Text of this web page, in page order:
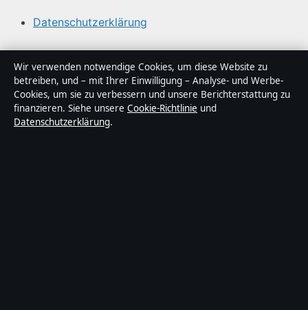
Datenschutzerklärung
Über Politikstudio in Kürze
Politikstudio ist ein unabhängiger digitaler
Nachrichtenanbieter mit Fokus auf Politik, Wirtschaft,
Technik und Gesellschaft in Deutschland. Jeder Artikel
Wir verwenden notwendige Cookies, um diese Website zu
betreiben, und – mit Ihrer Einwilligung – Analyse- und Werbe-
Cookies, um sie zu verbessern und unsere Berichterstattung zu
finanzieren. Siehe unsere Cookie-Richtlinie und
Datenschutzerklärung.